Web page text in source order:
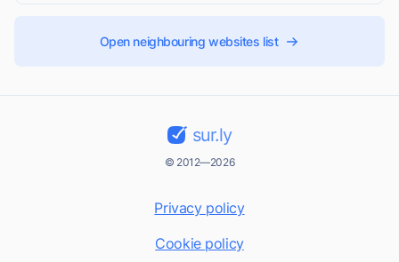
Open neighbouring websites list
sur.ly
© 2012—2026
Privacy policy
Cookie policy